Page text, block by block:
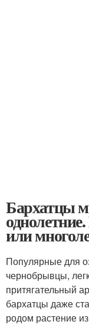
Бархатцы
или
Популярные для
чернобрывцы,
притягательный
бархатцы даже
родом растение